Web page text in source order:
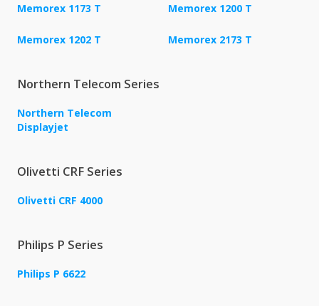
Memorex 1173 T Memorex 1200 T
Memorex 1202 T Memorex 2173 T
Northern Telecom Series
Northern Telecom
Displayjet
Olivetti CRF Series
Olivetti CRF 4000
Philips P Series
Philips P 6622